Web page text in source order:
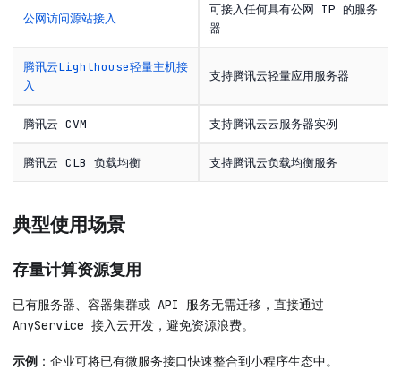
公网访问源站接入
可接入任何具有公网 IP 的服务
器
腾讯云Lighthouse轻量主机接
入
支持腾讯云轻量应用服务器
腾讯云 CVM 支持腾讯云云服务器实例
腾讯云 CLB 负载均衡 支持腾讯云负载均衡服务
典型使用场景
存量计算资源复用
已有服务器、容器集群或 API 服务无需迁移，直接通过
AnyService 接入云开发，避免资源浪费。
示例 ：企业可将已有微服务接口快速整合到小程序生态中。